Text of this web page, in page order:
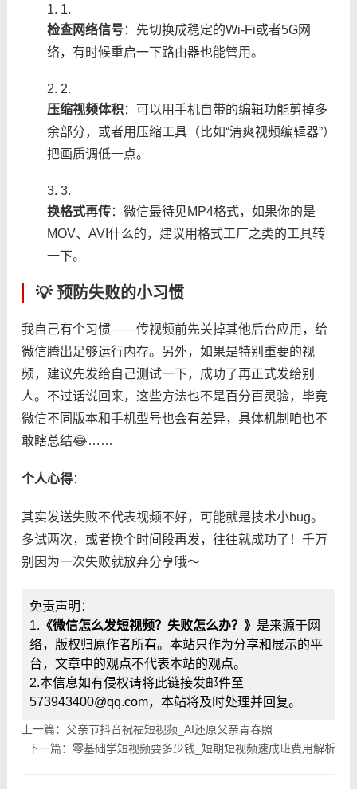
1.
​检查网络信号​​：先切换成稳定的Wi-Fi或者5G网
络，有时候重启一下路由器也能管用。
2.
​压缩视频体积​​：可以用手机自带的编辑功能剪掉多
余部分，或者用压缩工具（比如“清爽视频编辑器”）
把画质调低一点。
3.
​换格式再传​​：微信最待见MP4格式，如果你的是
MOV、AVI什么的，建议用格式工厂之类的工具转
一下。
💡 预防失败的小习惯
我自己有个习惯——传视频前先关掉其他后台应用，给
微信腾出足够运行内存。另外，如果是特别重要的视
频，建议先发给自己测试一下，成功了再正式发给别
人。不过话说回来，这些方法也不是百分百灵验，毕竟
微信不同版本和手机型号也会有差异，具体机制咱也不
敢瞎总结😂……
​个人心得​​：
其实发送失败不代表视频不好，可能就是技术小bug。
多试两次，或者换个时间段再发，往往就成功了！千万
别因为一次失败就放弃分享哦～
免责声明：
1. 《微信怎么发短视频？失败怎么办？》 是来源于网
络，版权归原作者所有。本站只作为分享和展示的平
台，文章中的观点不代表本站的观点。
2.本信息如有侵权请将此链接发邮件至
573943400@qq.com，本站将及时处理并回复。
上一篇：父亲节抖音祝福短视频_AI还原父亲青春照
下一篇：零基础学短视频要多少钱_短期短视频速成班费用解析